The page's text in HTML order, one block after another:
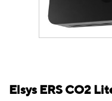
Elsys ERS CO2